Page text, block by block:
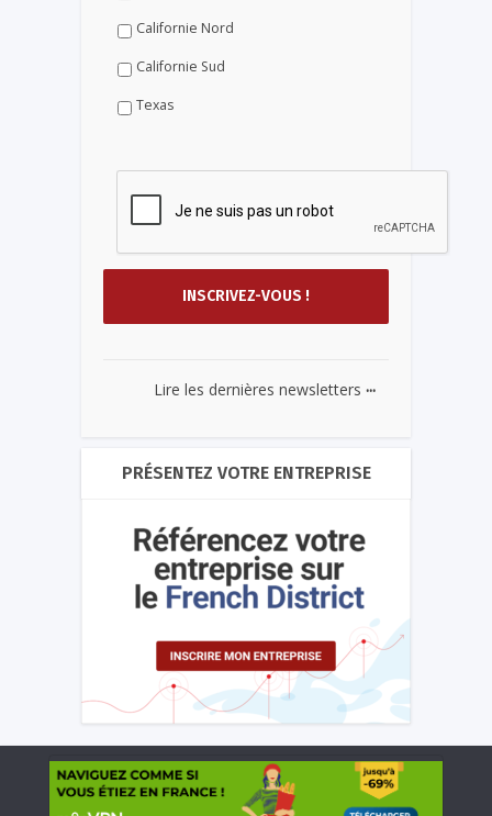
Californie Nord
Californie Sud
Texas
Lire les dernières newsletters ...
PRÉSENTEZ VOTRE ENTREPRISE